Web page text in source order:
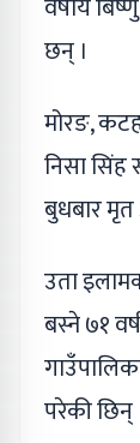
छन् ।
मोरङ,
निसा सिंह
बुधबार
उता
बस्ने ७१
परेकी छिन्